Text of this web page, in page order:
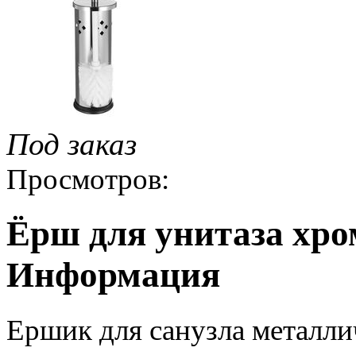
Под заказ
Просмотров:
Ёрш для унитаза
Информация
Ершик для санузла